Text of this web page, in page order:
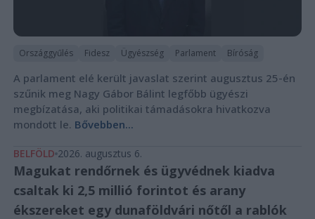
Országgyűlés Fidesz Ügyészség Parlament Bíróság
A parlament elé került javaslat szerint augusztus 25-én
szűnik meg Nagy Gábor Bálint legfőbb ügyészi
megbízatása, aki politikai támadásokra hivatkozva
mondott le. Bővebben...
BELFÖLD 2026. augusztus 6.
Magukat rendőrnek és ügyvédnek kiadva
csaltak ki 2,5 millió forintot és arany
ékszereket egy dunaföldvári nőtől a rablók